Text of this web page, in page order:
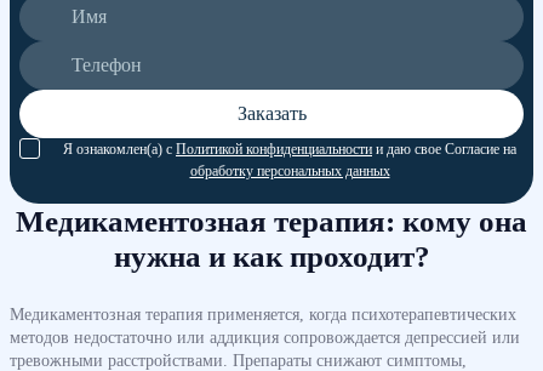
Заказать
Я ознакомлен(а) с Политикой конфиденциальности и даю свое Согласие на
обработку персональных данных
Медикаментозная терапия: кому она
нужна и как проходит?
Медикаментозная терапия применяется, когда психотерапевтических
методов недостаточно или аддикция сопровождается депрессией или
тревожными расстройствами. Препараты снижают симптомы,